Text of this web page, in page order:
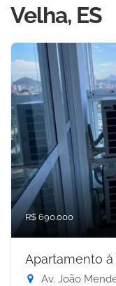
Velha, ES
R$ 690.000
Apartamento à
Av. João